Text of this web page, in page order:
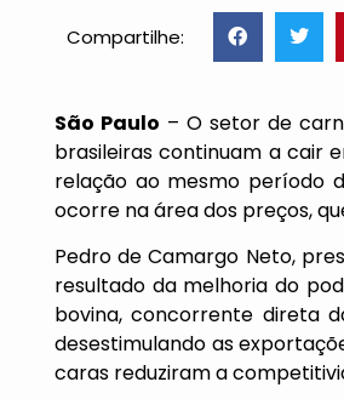
Compartilhe:
São Paulo – O setor de
brasileiras continuam a cair
relação ao mesmo período
ocorre na área dos preços,
Pedro de Camargo Neto,
resultado da melhoria do
bovina, concorrente direta
desestimulando as
caras reduziram a